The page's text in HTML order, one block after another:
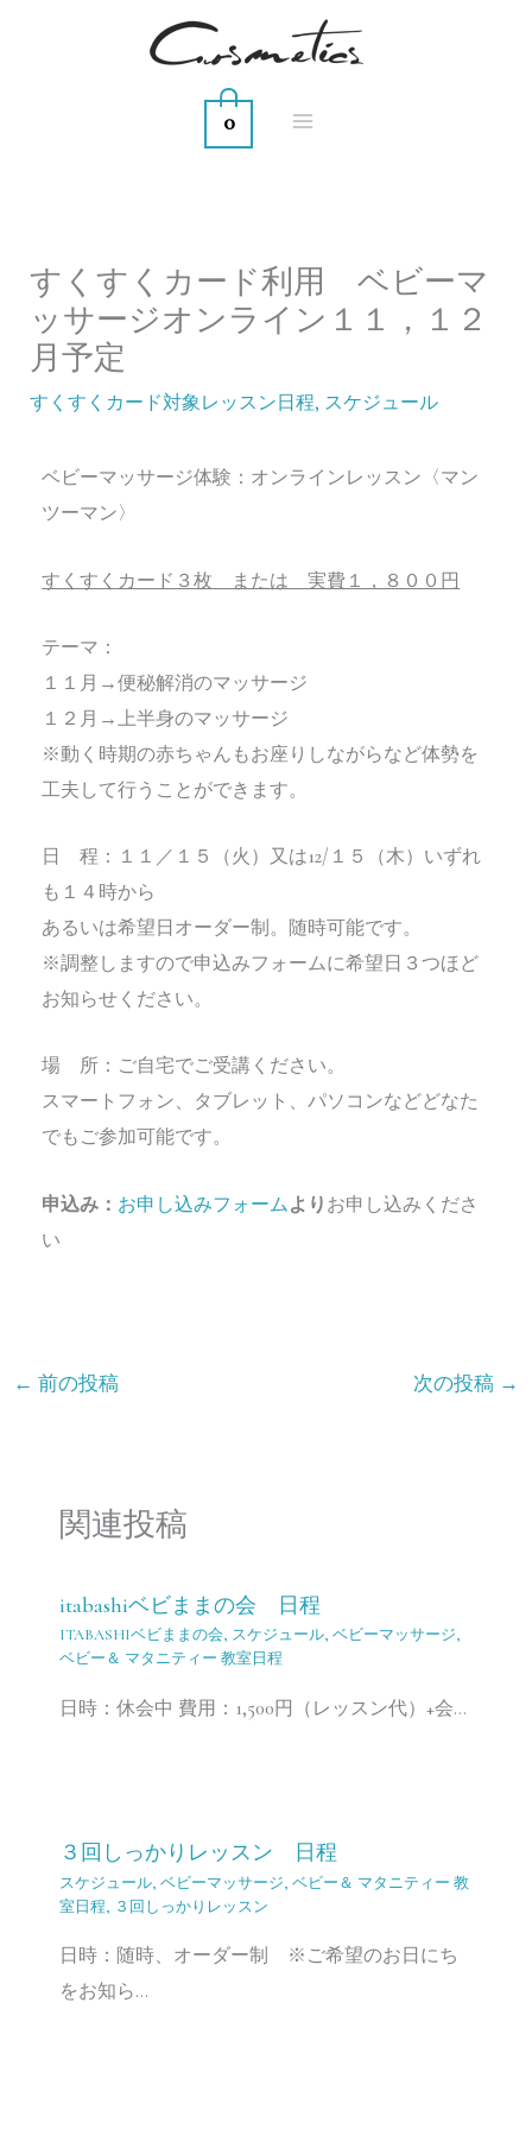
0
すくすくカード利用 ベビーマ
ッサージオンライン１１，１２
月予定
すくすくカード対象レッスン日程, スケジュール
ベビーマッサージ体験：オンラインレッスン〈マン
ツーマン〉
すくすくカード３枚 または 実費１，８００円
テーマ：
１１月→便秘解消のマッサージ
１２月→上半身のマッサージ
※動く時期の赤ちゃんもお座りしながらなど体勢を
工夫して行うことができます。
日 程：１１／１５（火）又は12/１５（木）いずれ
も１４時から
あるいは希望日オーダー制。随時可能です。
※調整しますので申込みフォームに希望日３つほど
お知らせください。
場 所：ご自宅でご受講ください。
スマートフォン、タブレット、パソコンなどどなた
でもご参加可能です。
申込み： お申し込みフォームより お申し込みくださ
い
← 前の投稿 次の投稿 →
関連投稿
itabashiベビままの会 日程
ITABASHIベビままの会, スケジュール, ベビーマッサージ,
ベビー＆ マタニティー 教室日程
日時：休会中 費用：1,500円（レッスン代）+会…
３回しっかりレッスン 日程
スケジュール, ベビーマッサージ, ベビー＆ マタニティー 教
室日程, ３回しっかりレッスン
日時：随時、オーダー制 ※ご希望のお日にち
をお知ら…